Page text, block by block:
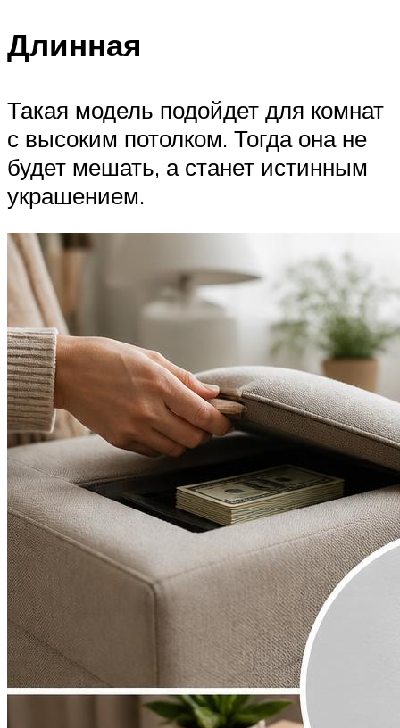
Длинная
Такая модель подойдет для комнат
с высоким потолком. Тогда она не
будет мешать, а станет истинным
украшением.